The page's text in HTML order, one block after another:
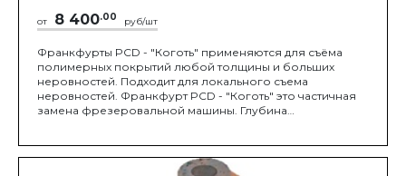
от 8 400.00 руб/шт
Франкфурты PCD - "Коготь" применяются для съёма
полимерных покрытий любой толщины и больших
неровностей. Подходит для локального съема
неровностей. Франкфурт PCD - "Коготь" это частичная
замена фрезеровальной машины. Глубина